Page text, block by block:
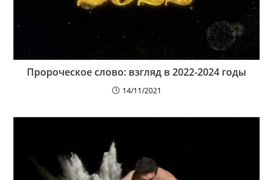
Пророческое слово: взгляд в 2022-2024 годы
14/11/2021